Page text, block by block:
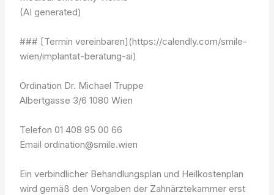
(AI generated)
### [Termin vereinbaren](https://calendly.com/smile-
wien/implantat-beratung-ai)
Ordination Dr. Michael Truppe
Albertgasse 3/6 1080 Wien
Telefon 01 408 95 00 66
Email ordination@smile.wien
Ein verbindlicher Behandlungsplan und Heilkostenplan
wird gemäß den Vorgaben der Zahnärztekammer erst